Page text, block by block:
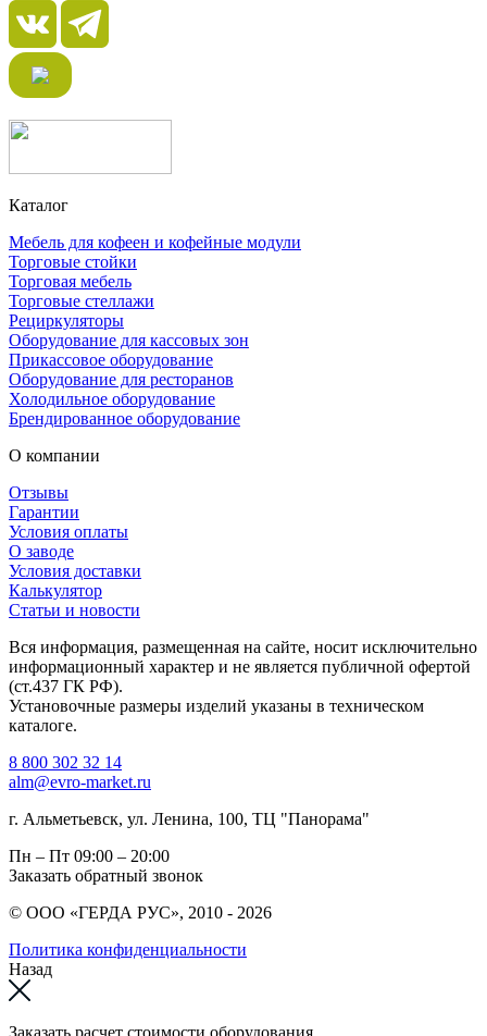
Каталог
Мебель для кофеен и кофейные модули
Торговые стойки
Торговая мебель
Торговые стеллажи
Рециркуляторы
Оборудование для кассовых зон
Прикассовое оборудование
Оборудование для ресторанов
Холодильное оборудование
Брендированное оборудование
О компании
Отзывы
Гарантии
Условия оплаты
О заводе
Условия доставки
Калькулятор
Статьи и новости
Вся информация, размещенная на сайте, носит исключительно
информационный характер и не является публичной офертой
(ст.437 ГК РФ).
Установочные размеры изделий указаны в техническом
каталоге.
8 800 302 32 14
alm@evro-market.ru
г. Альметьевск, ул. Ленина, 100, ТЦ "Панорама"
Пн – Пт 09:00 – 20:00
Заказать обратный звонок
© ООО «ГЕРДА РУС», 2010 - 2026
Политика конфиденциальности
Назад
Заказать расчет стоимости оборудования